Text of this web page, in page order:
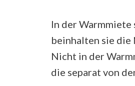
In der
beinhalten sie die
Nicht in der
die separat von